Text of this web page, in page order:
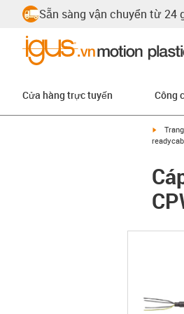
Sẵn sàng vận chuyển từ 24
Cửa hàng trực tuyến Công
igus-